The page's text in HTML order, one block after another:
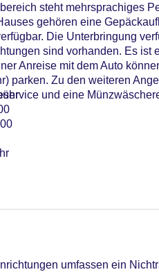
steht mehrsprachiges
gehören eine
Die Unterbringung
sind vorhanden. Es
Anreise mit dem Auto
parken. Zu den weiteren
und eine
1992
umfassen ein